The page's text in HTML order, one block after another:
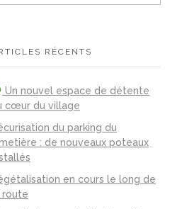
RÉCENTS
Un nouvel espace de détente
cœur du village
du parking du
: de nouveaux poteaux
en cours le long de
route